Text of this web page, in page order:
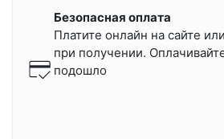
Безопасная оплата
Платите онлайн на сайте или
при получении.
подошло